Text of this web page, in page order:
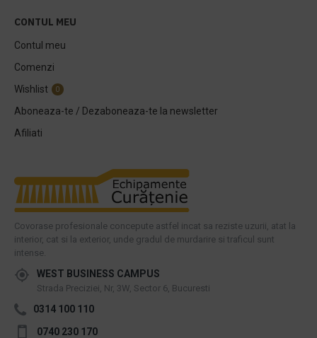
CONTUL MEU
Contul meu
Comenzi
Wishlist
0
Aboneaza-te / Dezaboneaza-te la newsletter
Afiliati
Covorase profesionale concepute astfel incat sa reziste uzurii, atat la
interior, cat si la exterior, unde gradul de murdarire si traficul sunt
intense.
WEST BUSINESS CAMPUS
Strada Preciziei, Nr, 3W, Sector 6, Bucuresti
0314 100 110
0740 230 170